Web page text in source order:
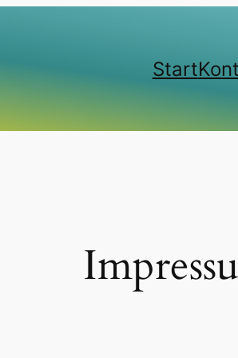
Start